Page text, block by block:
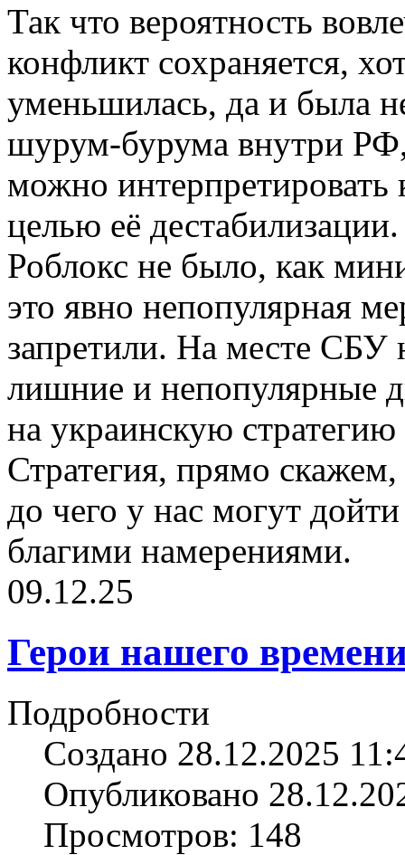
Так что вероятность
конфликт сохраняется,
уменьшилась, да и была
шурум-бурума внутри
можно интерпретировать
целью её
Роблокс не было, как
это явно непопулярная
запретили. На месте СБУ
лишние и непопулярные
на украинскую
Стратегия, прямо скажем,
до чего у нас могут
благими намерениями.
09.12.25
Герои нашего
Подробности
Создано 28.12.2025
Опубликовано
Просмотров: 148